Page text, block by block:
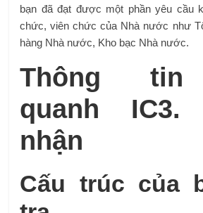
bạn đã đạt được một phần yêu cầu
chức, viên chức của Nhà nước như
hàng Nhà nước, Kho bạc Nhà nước.
Thông tin
quanh IC3.
nhận
Cấu trúc của